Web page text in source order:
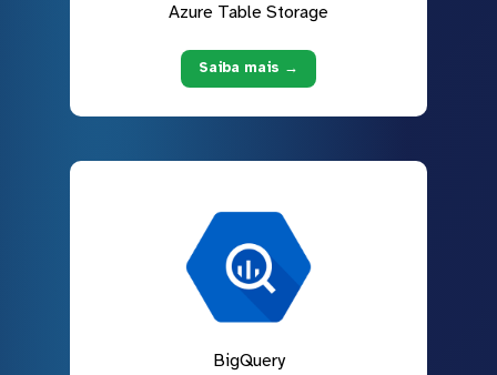
Azure Table Storage
Saiba mais →
BigQuery